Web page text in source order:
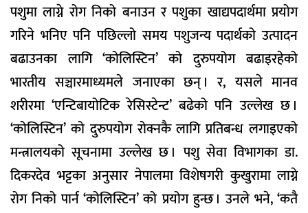
पशुमा लाग्ने रोग निको बनाउन र पशुका खाद्यपदार्थमा प्रयोग
गरिने भनिए पनि पछिल्लो समय पशुजन्य पदार्थको उत्पादन
बढाउनका लागि ‘कोलिस्टिन’ को दुरुपयोग बढाइरहेको
भारतीय सञ्चारमाध्यमले जनाएका छन् । र, यसले मानव
शरीरमा ‘एन्टिबायोटिक रेसिस्टेन्ट’ बढेको पनि उल्लेख छ ।
‘कोलिस्टिन’ को दुरुपयोग रोक्नकै लागि प्रतिबन्ध लगाइएको
मन्त्रालयको सूचनामा उल्लेख छ । पशु सेवा विभागका डा.
दिकरदेव भट्टका अनुसार नेपालमा विशेषगरी कुखुरामा लाग्ने
रोग निको पार्न ‘कोलिस्टिन’ को प्रयोग हुन्छ । उनले भने, ‘कतै